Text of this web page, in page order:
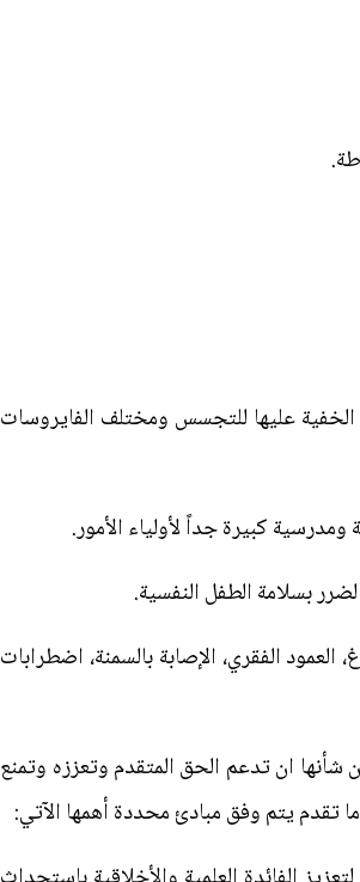
الخفية عليها للتجسس ومختلف الفايروسات
الفقري، الإصابة بالسمنة، اضطرابات
ان تدعم الحق المتقدم وتعززه وتمنع
تقدم يتم وفق مبادئ محددة أهمها الآتي: